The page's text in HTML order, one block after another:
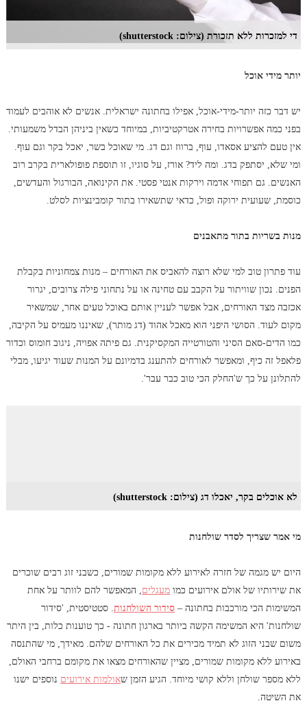
די למזכרות ללא תזכורת (צילום: shutterstock)
יותר מידי אוכל
יש דבר כזה יותר-מידי-אוכל, אפילו בחתונה ישראלית. אנשים לא אוהבים לעמוד
בפני כמה אפשרויות בחירה אטרקטיביות, במיוחד כשאין ביניהן הבדל משמעותי.
אין טעם להציע אסאדו, עוף, ברווז וגם דג. מי שאוכל בשר, יאכל בקר וגם עוף.
ומי שלא, יסתפק בדג. ומה ליד? אורז, על סוגיו, זו תוספת פופולארית בקרב רוב
האנשים. גם תפוחי אדמה וירקות אנטי פסטי. את הקינואה, הבורגול והעדשים,
כוסמת, שעועית ירוקה ופול, כדאי שתשאירו בתור קומבינציות לסלט.
מנות בשריות בתור מתאבנים
עוד פתרון טוב למי שלא רוצה להאביס את האורחים – מנות צמחוניות בקבלת
הפנים. נכון שוויתור על הקבב עם טחינה או על נתחוני פילה צרובים, יגרור
אכזבה מצד האורחים, אבל אפשר לעניין אותם באוכל טעים אחר, שמשאיר
מקום לעוד. הסושי היפני הוא מאכל אהוד (דג מותר), שאיננו מעמיס על הקיבה,
כמו הדים-סאם הסיני והטורטייה המקסיקנית. גם פיתה אפויה, ניגוב חומוס וכדור
פלאפל זה כיף, ומאפשר לאורחים להתענג בדמיונם על המנות שעוד יגיעו, מבלי
להתלונן על כך ש'החלק הכי טוב כבר עבר'.
לא אוכלים בקר, יאכלו דג (צילום: shutterstock)
מי אמר שצריך לסדר שולחנות
היום יש מגמה של חזרה לאירוע ללא מקומות שמורים, כשבני זוג רבים שוכרים
את שירותיו של אולם אירועים כמומעגלים, המאפשר להם לוותר על אחת
המשימות הכי מורכבות בחתונה –סידור השולחנות. סטטיסטית, 'סידור
שולחנות' היא המשימה הקשה ביותר בארגון חתונה - כך טוענות כלות, בין היתר
משום שבני הזוג לא תמיד מכירים את כל האורחים שלהם. מאידך, מי שהתנסה
באירוע ללא מקומות שמורים, מציין שהאורחים מצאו את מקומם ברחבי האולם,
ללא מספר שולחן וללא קושי מיוחד. הגיע הזמן שאולמות אירועיםנוספים ישנו
את השיטה.